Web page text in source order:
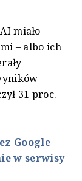
miało
– albo ich
31 proc.
Google
w serwisy